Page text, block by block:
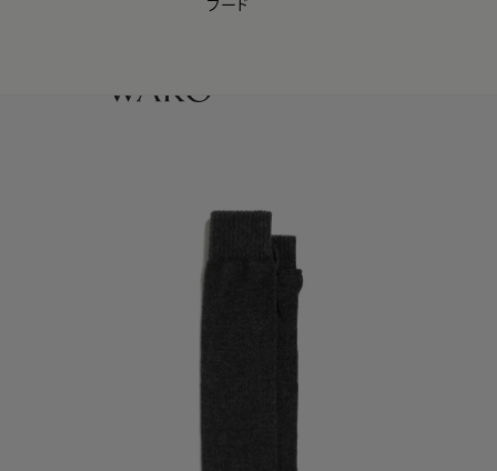
【会員様限定】夏のプレゼントキャンペーン開催中
フード